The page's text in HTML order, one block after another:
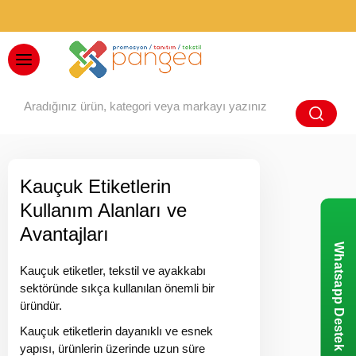
Kauçuk Etiketlerin
Kullanım Alanları ve
Avantajları
Kauçuk etiketler, tekstil ve ayakkabı
sektöründe sıkça kullanılan önemli bir
üründür.
Kauçuk etiketlerin dayanıklı ve esnek
yapısı, ürünlerin üzerinde uzun süre
Whatsapp Destek